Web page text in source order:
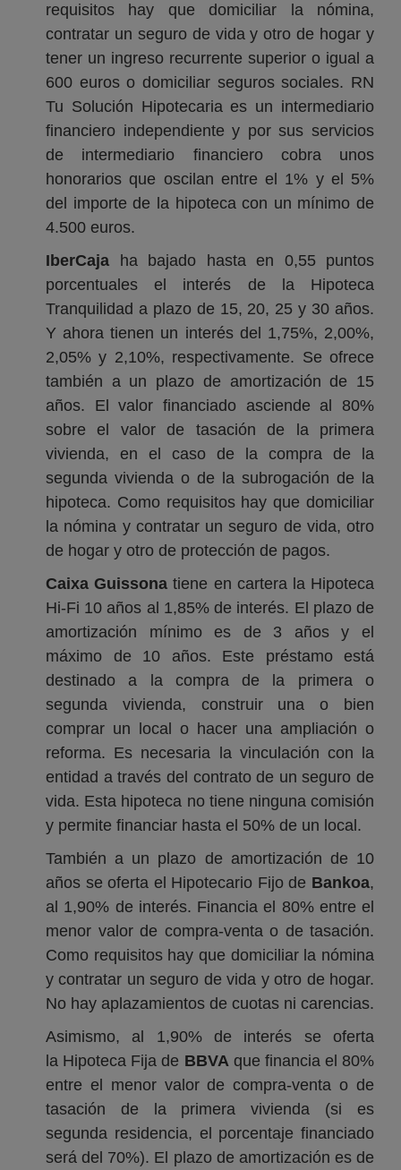
requisitos hay que domiciliar la nómina,
contratar un seguro de vida y otro de hogar y
tener un ingreso recurrente superior o igual a
600 euros o domiciliar seguros sociales. RN
Tu Solución Hipotecaria es un intermediario
financiero independiente y por sus servicios
de intermediario financiero cobra unos
honorarios que oscilan entre el 1% y el 5%
del importe de la hipoteca con un mínimo de
4.500 euros.
IberCaja ha bajado hasta en 0,55 puntos
porcentuales el interés de la Hipoteca
Tranquilidad a plazo de 15, 20, 25 y 30 años.
Y ahora tienen un interés del 1,75%, 2,00%,
2,05% y 2,10%, respectivamente. Se ofrece
también a un plazo de amortización de 15
años. El valor financiado asciende al 80%
sobre el valor de tasación de la primera
vivienda, en el caso de la compra de la
segunda vivienda o de la subrogación de la
hipoteca. Como requisitos hay que domiciliar
la nómina y contratar un seguro de vida, otro
de hogar y otro de protección de pagos.
Caixa Guissonatiene en cartera la Hipoteca
Hi-Fi 10 años al 1,85% de interés. El plazo de
amortización mínimo es de 3 años y el
máximo de 10 años. Este préstamo está
destinado a la compra de la primera o
segunda vivienda, construir una o bien
comprar un local o hacer una ampliación o
reforma. Es necesaria la vinculación con la
entidad a través del contrato de un seguro de
vida. Esta hipoteca no tiene ninguna comisión
y permite financiar hasta el 50% de un local.
También a un plazo de amortización de 10
años se oferta el Hipotecario Fijo de Bankoa,
al 1,90% de interés. Financia el 80% entre el
menor valor de compra-venta o de tasación.
Como requisitos hay que domiciliar la nómina
y contratar un seguro de vida y otro de hogar.
No hay aplazamientos de cuotas ni carencias.
Asimismo, al 1,90% de interés se oferta
la Hipoteca Fija de BBVAque financia el 80%
entre el menor valor de compra-venta o de
tasación de la primera vivienda (si es
segunda residencia, el porcentaje financiado
será del 70%). El plazo de amortización es de